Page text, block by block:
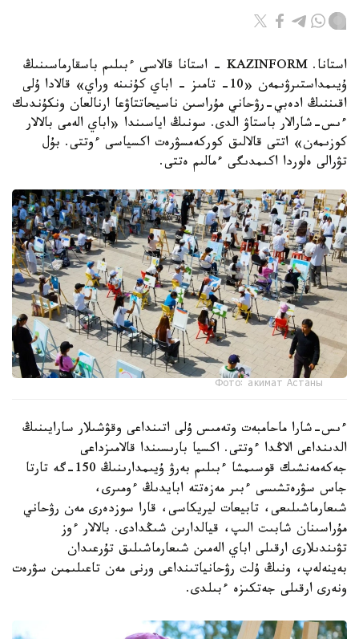
استانا. KAZINFORM - استانا قالاسى ءبىلىم باسقارماسىنىڭ
ۇيىمداستىرۋىمەن «10- تامىز - اباي كۇنىنە وراي» قالادا ۇلى
اقىننىڭ ادەبي-رۋحاني مۇراسىن ناسيحاتتاۋعا ارنالعان ونكۇندىك
ءىس-شارالار باستاۋ الدى. سونىڭ اياسىندا «اباي الەمى بالالار
كوزىمەن» اتتى قالالىق كوركەمسۋرەت اكسياسى ءوتتى. بۇل
تۋرالى ەلوردا اكىمدىگى ءمالىم ەتتى.
Фото: акимат Астаны
ءىس-شارا ماحامبەت وتەمىس ۇلى اتىنداعى وقۋشىلار سارايىنىڭ
الدىنداعى الاڭدا ءوتتى. اكسيا بارىسىندا قالامىزداعى
جەكەمەنشىك قوسىمشا ءبىلىم بەرۋ ۇيىمدارىنىڭ 150-گە تارتا
جاس سۋرەتشىسى ءبىر مەزەتتە ابايدىڭ ءومىرى،
شىعارماشىلىعى، تابيعات ليريكاسى، قارا سوزدەرى مەن رۋحاني
مۇراسىنان شابىت الىپ، قيالدارىن شىڭدادى. بالالار ءوز
تۋىندىلارى ارقىلى اباي الەمىن شىعارماشىلىق تۇرعىدان
بەينەلەپ، ونىڭ ۇلت رۋحانياتىنداعى ورنى مەن تاعىلىمىن سۋرەت
ونەرى ارقىلى جەتكىزە ءبىلدى.